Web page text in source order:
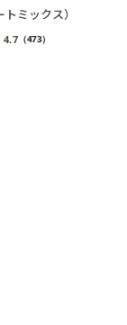
トミックス）
4.7（473）